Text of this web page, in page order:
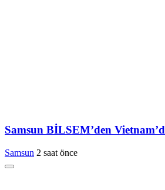
Samsun BİLSEM’den
Samsun 2 saat önce